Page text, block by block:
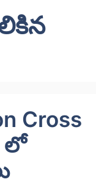
Cross
లో